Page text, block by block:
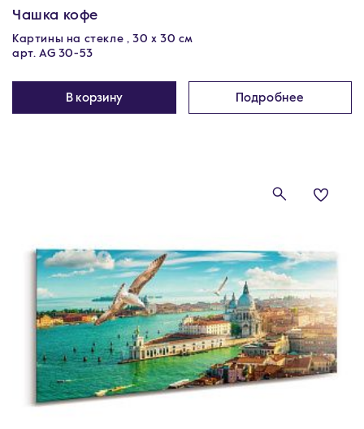
Чашка кофе
Картины на стекле , 30 x 30 см
арт. AG 30-53
В корзину Подробнее